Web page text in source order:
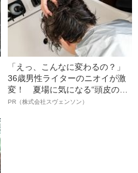
「えっ、こんなに変わるの？」
36歳男性ライターのニオイが激
変！ 夏場に気になる“頭皮のニ
オイ”や“ベタつき”を解消す
PR（株式会社スヴェンソン）